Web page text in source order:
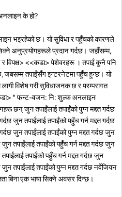
के हो?
भइरहेको छ। यो सुविधा र पहुँचको कारणले
अनुप्रयोगहरूले प्रदान गर्दछ। जहाँसम्म,
विपक्ष> <<कडा> पेशेवरहरू । तपाईं कुनै पनि
तपाईंसँग इन्टरनेटमा पहुँच हुन्छ। यो
लागी विशेष गरी सुविधाजनक छ र परम्परागत
" फन्ट-वजन: नि: शुल्क अनलाइन
छन् जुन तपाईंलाई तपाईंको पुग्न मद्दत गर्दछ
जुन तपाईंलाई तपाईंको पहुँच गर्न मद्दत गर्दछ
जुन तपाईंलाई तपाईंको पुग्न मद्दत गर्दछ जुन
जुन तपाईंलाई तपाईंको पहुँच गर्न मद्दत गर्दछ जुन
तपाईंको पहुँच गर्न मद्दत गर्दछ जुन
जुन तपाईंलाई तपाईंको पुग्न मद्दत गर्दछ नर्वेजियन
बिना एक भाषा सिक्ने अवसर दिन्छ।